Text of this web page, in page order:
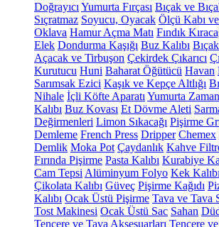
Doğrayıcı Yumurta Fırçası Bıçak ve
Sıçratmaz Soyucu, Oyacak Ölçü Kabı ve
Oklava Hamur Açma Matı Fındık
Elek Dondurma Kaşığı Buz Kalıbı
Açacak ve Tirbuşon Çekirdek Çıkarıcı
Kurutucu Huni Baharat Öğütücü Havan
Sarımsak Ezici Kaşık ve Kepçe Altlığı
Nihale İçli Köfte Aparatı Yumurta
Kalıbı Buz Kovası Et Dövme Aleti
Değirmenleri Limon Sıkacağı Pişirme
Demleme French Press Dripper Chemex
Demlik Moka Pot Çaydanlık Kahve
Fırında Pişirme Pasta Kalıbı Kurabiye
Cam Tepsi Alüminyum Folyo Kek Kalıbı
Çikolata Kalıbı Güveç Pişirme Kağıdı
Kalıbı Ocak Üstü Pişirme Tava ve Tava
Tost Makinesi Ocak Üstü Sac Sahan
Tencere ve Tava Aksesuarları Tencere